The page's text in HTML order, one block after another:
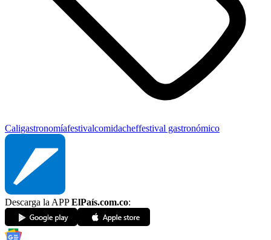
Caligastronomíafestivalcomidacheffestival gastronómico
Descarga la APPElPaís.com.co: